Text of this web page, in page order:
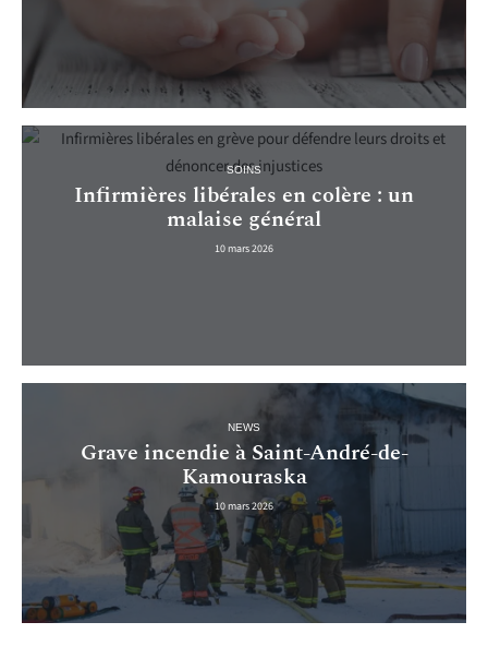
SOINS
Infirmières libérales en colère : un
malaise général
10 mars 2026
NEWS
Grave incendie à Saint-André-de-
Kamouraska
10 mars 2026